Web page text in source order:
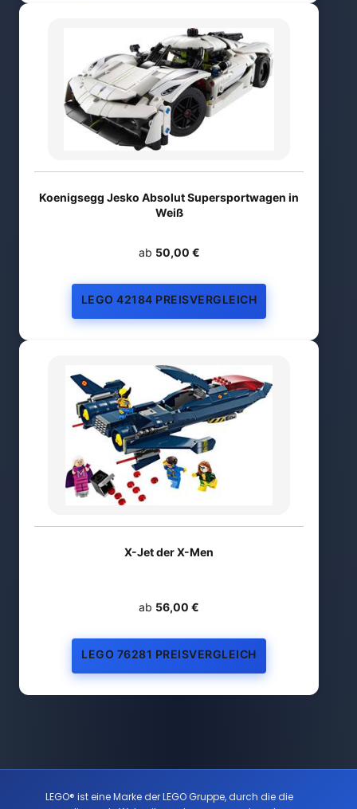
Koenigsegg Jesko Absolut Supersportwagen in
Weiß
ab 50,00 €
LEGO 42184 PREISVERGLEICH
X-Jet der X-Men
ab 56,00 €
LEGO 76281 PREISVERGLEICH
LEGO® ist eine Marke der LEGO Gruppe, durch die die